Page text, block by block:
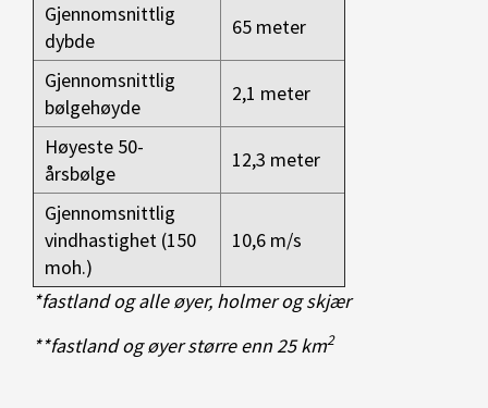
Gjennomsnittlig
dybde
65 meter
Gjennomsnittlig
bølgehøyde
2,1 meter
Høyeste 50-
årsbølge
12,3 meter
Gjennomsnittlig
vindhastighet (150
moh.)
10,6 m/s
*fastland og alle øyer, holmer og skjær
**fastland og øyer større enn 25 km2